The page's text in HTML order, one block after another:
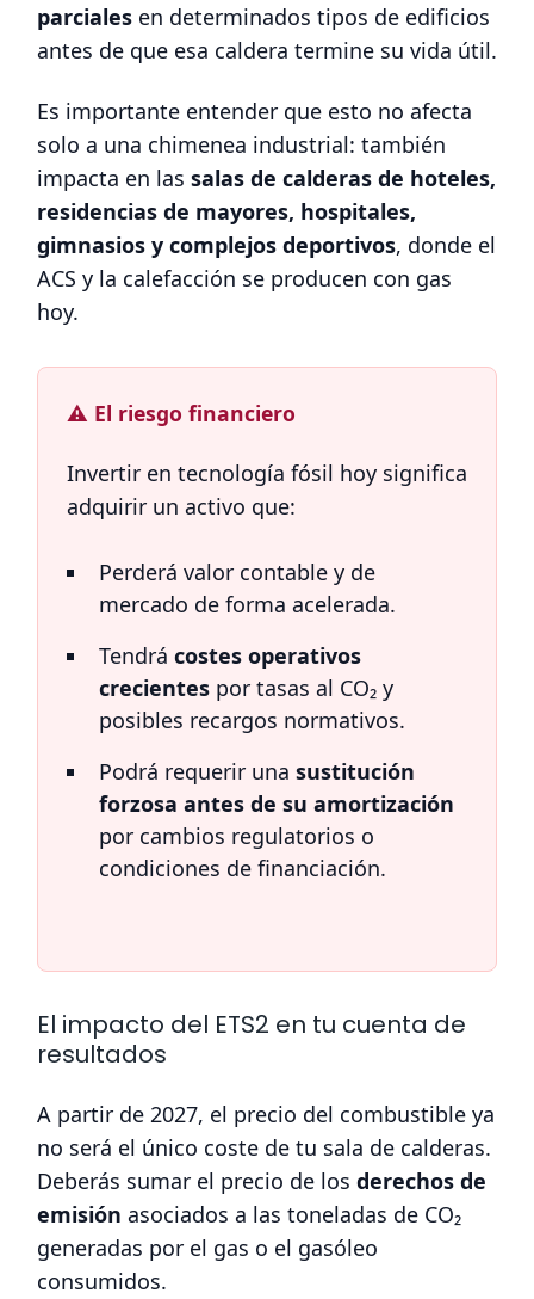
parciales en determinados tipos de edificios
antes de que esa caldera termine su vida útil.
Es importante entender que esto no afecta
solo a una chimenea industrial: también
impacta en las salas de calderas de hoteles,
residencias de mayores, hospitales,
gimnasios y complejos deportivos, donde el
ACS y la calefacción se producen con gas
hoy.
⚠️ El riesgo financiero
Invertir en tecnología fósil hoy significa
adquirir un activo que:
Perderá valor contable y de
mercado de forma acelerada.
Tendrácostes operativos
crecientes por tasas al CO₂ y
posibles recargos normativos.
Podrá requerir unasustitución
forzosa antes de su amortización
por cambios regulatorios o
condiciones de financiación.
El impacto del ETS2 en tu cuenta de
resultados
A partir de 2027, el precio del combustible ya
no será el único coste de tu sala de calderas.
Deberás sumar el precio de los derechos de
emisión asociados a las toneladas de CO₂
generadas por el gas o el gasóleo
consumidos.